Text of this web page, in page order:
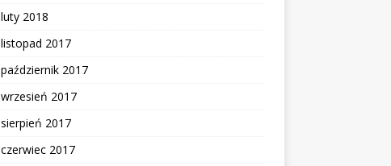
luty 2018
listopad 2017
październik 2017
wrzesień 2017
sierpień 2017
czerwiec 2017